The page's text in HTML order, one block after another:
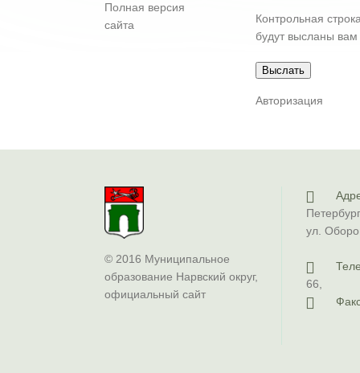
Полная версия
сайта
Контрольная
будут высланы
Авторизация
© 2016 Муниципальное
образование Нарвский округ,
официальный сайт
ул.
66